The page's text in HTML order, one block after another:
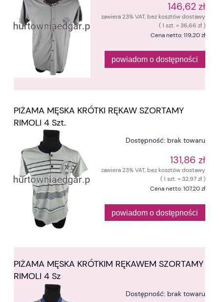
146,62 zł
zawiera 23% VAT, bez kosztów dostawy
( 1 szt. = 36,66 zł )
Cena netto:119,20 zł
powiadom o dostępności
PIŻAMA MĘSKA KRÓTKI RĘKAW SZORTAMY
RIMOLI 4 Szt.
Dostępność: brak towaru
131,86 zł
zawiera 23% VAT, bez kosztów dostawy
( 1 szt. = 32,97 zł )
Cena netto:107,20 zł
powiadom o dostępności
PIŻAMA MĘSKA KRÓTKIM RĘKAWEM SZORTAMY
RIMOLI 4 Sz
Dostępność: brak towaru